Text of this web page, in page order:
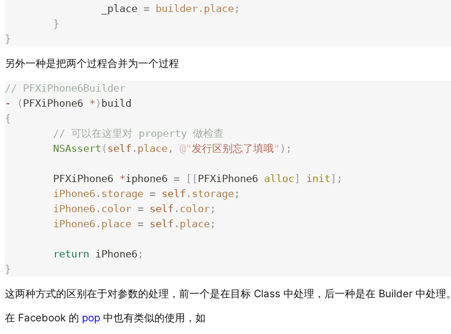
		_place
= builder . place ;
	}
}
另外一种是把两个过程合并为一个过程
// PFXiPhone6Builder
- ( PFXiPhone6 * ) build
{
	// 可以在这里对 property 做检查
	NSAssert
( self . place , @"发行区别忘了填哦" );
	PFXiPhone6
*iphone6 = [[PFXiPhone6 alloc ] init ];
	iPhone6
. storage = self . storage ;
	iPhone6
. color = self . color ;
	iPhone6
. place = self . place ;
	return
iPhone6 ;
}
这两种方式的区别在于对参数的处理，前一个是在目标 Class 中处理，后一种是在 Builder 中处理。
在 Facebook 的 pop 中也有类似的使用，如